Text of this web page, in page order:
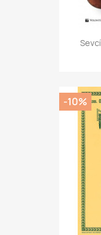
-10%